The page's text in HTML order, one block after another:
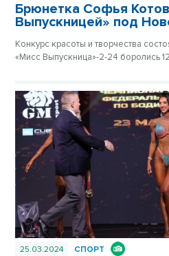
Брюнетка Софья
Выпускницей» под
Конкурс красоты и творчества
«Мисс Выпускница»-2-24 боролись
25.03.2024 СПОРТ